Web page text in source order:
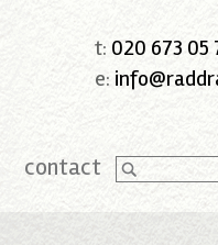
t: 020 673 05
e:
contact